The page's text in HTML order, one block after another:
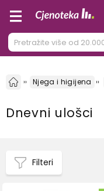
Njega i higijena
Dnevni ulošci
Filteri